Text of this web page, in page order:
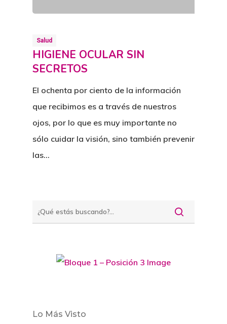
Salud
HIGIENE OCULAR SIN
SECRETOS
El ochenta por ciento de la información
que recibimos es a través de nuestros
ojos, por lo que es muy importante no
sólo cuidar la visión, sino también prevenir
las…
Lo Más Visto